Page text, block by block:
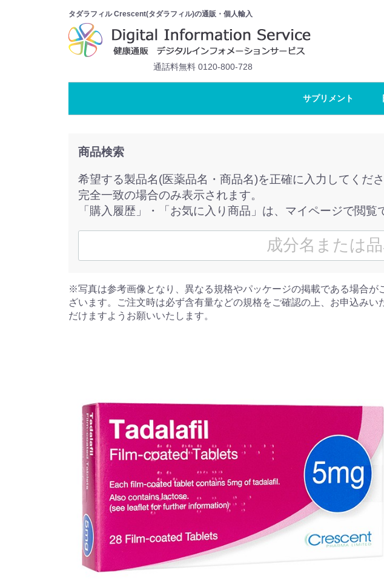
タダラフィル Crescent(タダラフィル)の通販・個人輸入
通話料無料 0120-800-728
サプリメント
商品検索
希望する製品名(医薬品名・商品名)を正確に入力してくださ
完全一致の場合のみ表示されます。
「購入履歴」・「お気に入り商品」は、マイページで閲覧
※写真は参考画像となり、異なる規格やパッケージの掲載である場合が
ざいます。ご注文時は必ず含有量などの規格をご確認の上、お申込みい
だけますようお願いいたします。